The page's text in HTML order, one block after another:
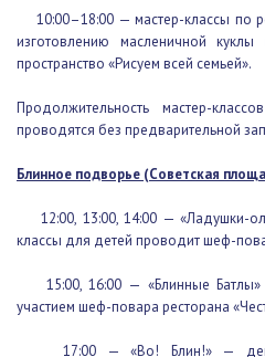
10:00–18:00 — мастер-классы по
по изготовлению масленичной
пространство «Рисуем всей семьей».
Продолжительность мастер-
проводятся без предварительной
Блинное подворье (Советская
12:00, 13:00, 14:00 —
мастер-классы для детей
15:00, 16:00 — «Блинные Батлы»